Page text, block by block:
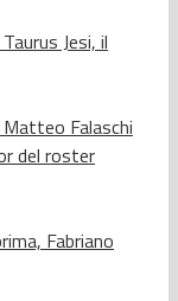
Jesi, il
Falaschi
del roster
Fabriano